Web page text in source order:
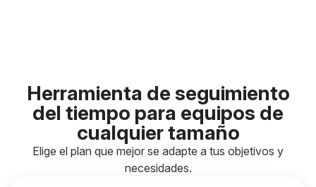
Herramienta de seguimiento
del tiempo para equipos de
cualquier tamaño
Elige el plan que mejor se adapte a tus objetivos y
necesidades.